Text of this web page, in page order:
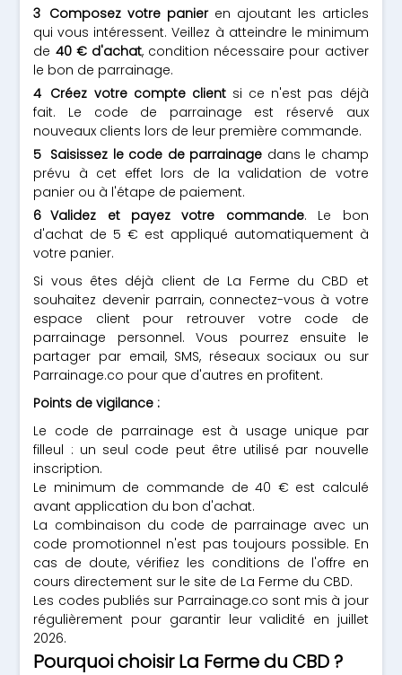
Composez votre panieren ajoutant les articles
qui vous intéressent. Veillez à atteindre le minimum
de 40 € d'achat, condition nécessaire pour activer
le bon de parrainage.
Créez votre compte clientsi ce n'est pas déjà
fait. Le code de parrainage est réservé aux
nouveaux clients lors de leur première commande.
Saisissez le code de parrainage dans le champ
prévu à cet effet lors de la validation de votre
panier ou à l'étape de paiement.
Validez et payez votre commande. Le bon
d'achat de 5 € est appliqué automatiquement à
votre panier.
Si vous êtes déjà client de La Ferme du CBD et
souhaitez devenir parrain, connectez-vous à votre
espace client pour retrouver votre code de
parrainage personnel. Vous pourrez ensuite le
partager par email, SMS, réseaux sociaux ou sur
Parrainage.co pour que d'autres en profitent.
Points de vigilance :
Le code de parrainage est à usage unique par
filleul : un seul code peut être utilisé par nouvelle
inscription.
Le minimum de commande de 40 € est calculé
avant application du bon d'achat.
La combinaison du code de parrainage avec un
code promotionnel n'est pas toujours possible. En
cas de doute, vérifiez les conditions de l'offre en
cours directement sur le site de La Ferme du CBD.
Les codes publiés sur Parrainage.co sont mis à jour
régulièrement pour garantir leur validité en juillet
2026.
Pourquoi choisir La Ferme du CBD ?